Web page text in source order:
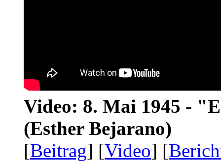
Video: 8. Mai 1945 -
(Esther Bejarano)
[Beitrag] [Video] [